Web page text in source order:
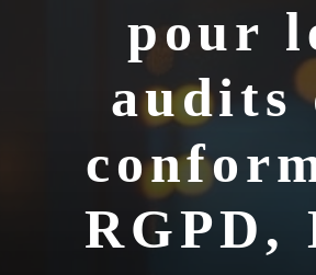
pour
audits
RGPD,